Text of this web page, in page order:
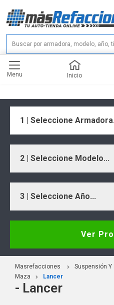
Menu Inicio
1 | Seleccione
2 | Seleccione Modelo...
3 | Seleccione Año...
Ver
Masrefacciones Suspensión Y
Maza
Lancer
- Lancer